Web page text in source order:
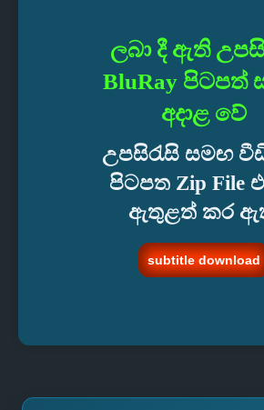
ලබා දී ඇති
BluRay පිටපත්
අදාළ වේ
උපසිරැසි සමඟ
පිටපත Zip File
ඇතුළත් කර
subtitle download